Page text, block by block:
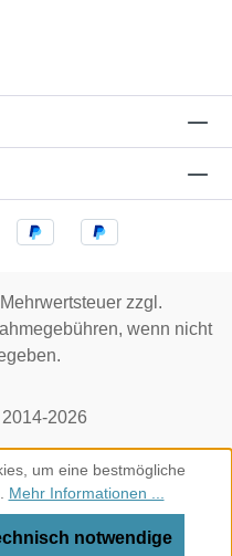
zzgl.
wenn nicht
2026
um eine bestmögliche
Mehr Informationen ...
notwendige